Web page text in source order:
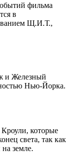
фильма
в
Щ.И.Т.,
и Железный
Нью-Йорка.
которые
света, так как
земле.